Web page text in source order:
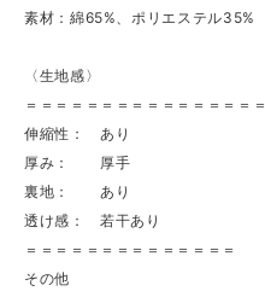
素材：綿65%、ポリエステル35%
〈生地感〉
＝＝＝＝＝＝＝＝＝＝＝＝＝＝＝＝
伸縮性： あり
厚み： 厚手
裏地： あり
透け感： 若干あり
＝＝＝＝＝＝＝＝＝＝＝＝＝＝
その他